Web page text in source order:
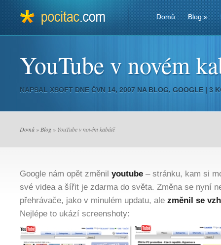
Domů Blog»
YouTube v novém
NAPSAL XSOFT DNE ČVN 14, 2007 NA BLOG, GOOGLE | 3
Domů » Blog » YouTube v novém kabátě
Google nám opět změnil youtube – stránku, kam si
své videa a šířit je zdarma do světa. Změna se nyní
přehrávače, jako v minulém updatu, ale změnil se
Nejlépe to ukází screenshoty: